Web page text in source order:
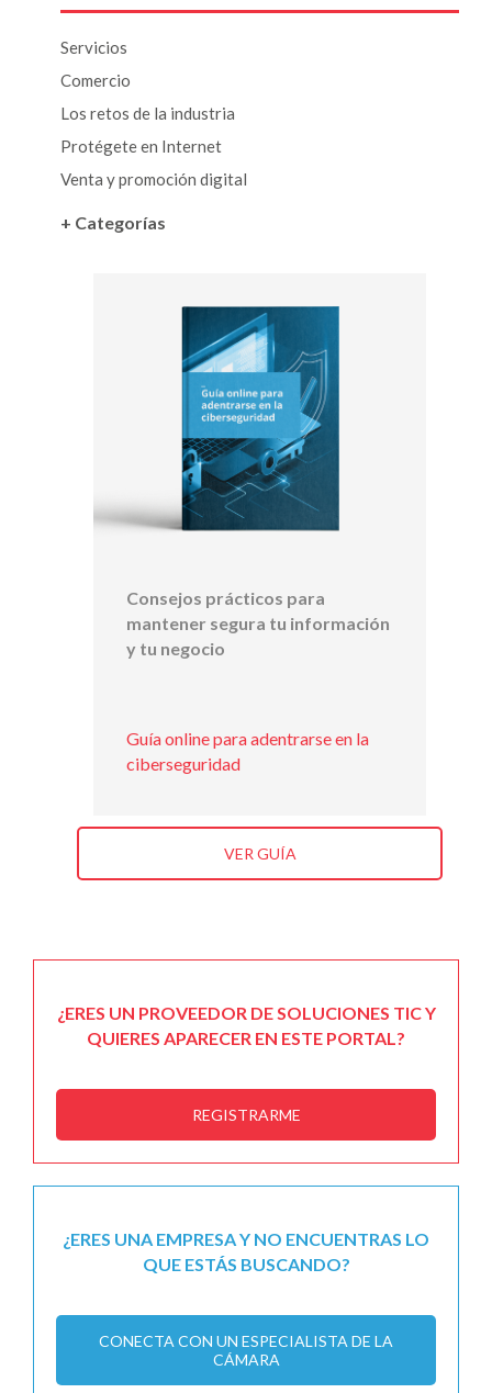
Servicios
Comercio
Los retos de la industria
Protégete en Internet
Venta y promoción digital
+ Categorías
Consejos prácticos para
mantener segura tu información
y tu negocio
Guía online para adentrarse en la
ciberseguridad
VER GUÍA
¿ERES UN PROVEEDOR DE SOLUCIONES TIC Y
QUIERES APARECER EN ESTE PORTAL?
REGISTRARME
¿ERES UNA EMPRESA Y NO ENCUENTRAS LO
QUE ESTÁS BUSCANDO?
CONECTA CON UN ESPECIALISTA DE LA
CÁMARA